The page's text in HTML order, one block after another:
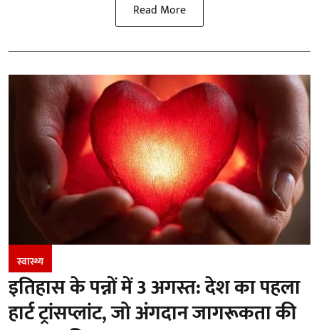
Read More
स्वास्थ्य
इतिहास के पन्नों में 3 अगस्त: देश का पहला
हार्ट ट्रांसप्लांट​, जो अंगदान जागरूकता की